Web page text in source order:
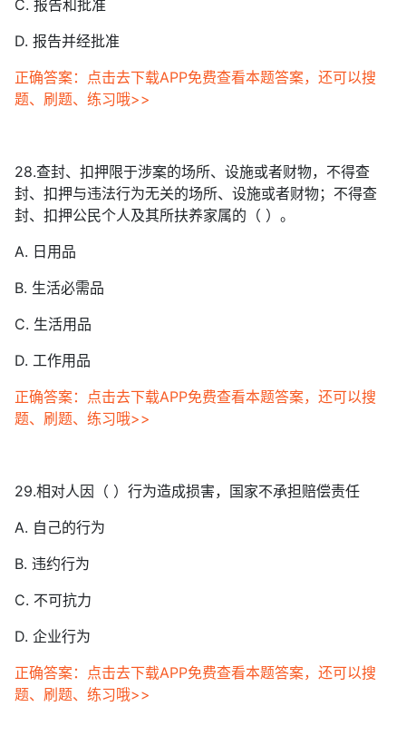
C. 报告和批准
D. 报告并经批准
正确答案：点击去下载APP免费查看本题答案，还可以搜
题、刷题、练习哦>>
28.查封、扣押限于涉案的场所、设施或者财物，不得查
封、扣押与违法行为无关的场所、设施或者财物；不得查
封、扣押公民个人及其所扶养家属的（ ）。
A. 日用品
B. 生活必需品
C. 生活用品
D. 工作用品
正确答案：点击去下载APP免费查看本题答案，还可以搜
题、刷题、练习哦>>
29.相对人因（ ）行为造成损害，国家不承担赔偿责任
A. 自己的行为
B. 违约行为
C. 不可抗力
D. 企业行为
正确答案：点击去下载APP免费查看本题答案，还可以搜
题、刷题、练习哦>>